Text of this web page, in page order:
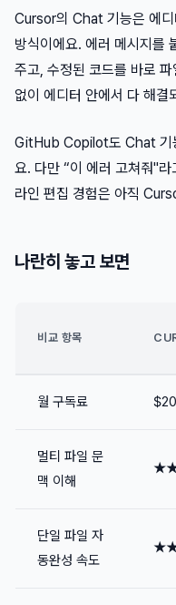
Cursor의 Chat 기능은 에
방식이에요. 에러 메시지를
주고, 수정된 코드를 바로
없이 에디터 안에서 다 해결
GitHub Copilot도 Chat 기
요. 다만 “이 에러 고쳐줘"
라인 편집 경험은 아직
나란히 놓고 보면
비교 항목
월 구독료
멀티 파일 문
맥 이해
단일 파일 자
동완성 속도